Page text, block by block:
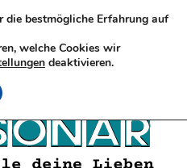
die bestmögliche Erfahrung auf
welche Cookies wir
deaktivieren.